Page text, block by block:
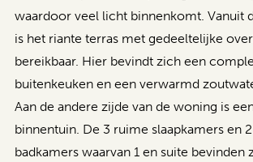
waardoor veel licht binnenkomt. Vanuit
is het riante terras met gedeeltelijke
bereikbaar. Hier bevindt zich een
buitenkeuken en een verwarmd
Aan de andere zijde van de woning is
binnentuin. De 3 ruime slaapkamers en
badkamers waarvan 1 en suite bevinden